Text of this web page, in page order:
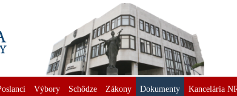
Výbory Schôdze Zákony Dokumenty Kancelária